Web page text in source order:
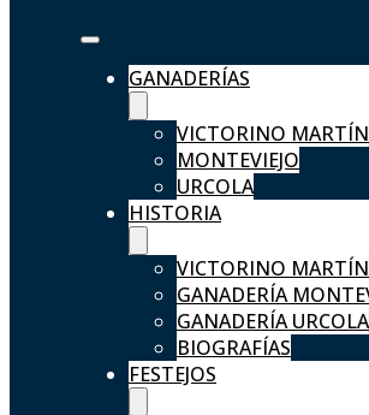
GANADERÍAS
VICTORINO MARTÍN
MONTEVIEJO
URCOLA
HISTORIA
VICTORINO MARTÍN
GANADERÍA
GANADERÍA URCOLA
BIOGRAFÍAS
FESTEJOS